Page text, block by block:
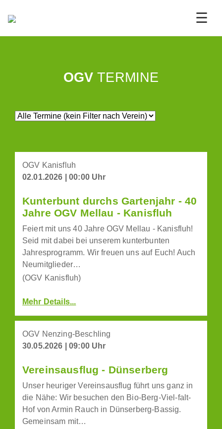
☰
OGV TERMINE
OGV Kanisfluh
02.01.2026 | 00:00 Uhr
Kunterbunt durchs Gartenjahr - 40
Jahre OGV Mellau - Kanisfluh
Feiert mit uns 40 Jahre OGV Mellau - Kanisfluh!
Seid mit dabei bei unserem kunterbunten
Jahresprogramm. Wir freuen uns auf Euch! Auch
Neumitglieder…
(OGV Kanisfluh)
Mehr Details...
OGV Nenzing-Beschling
30.05.2026 | 09:00 Uhr
Vereinsausflug - Dünserberg
Unser heuriger Vereinsausflug führt uns ganz in
die Nähe: Wir besuchen den Bio-Berg-Viel-falt-
Hof von Armin Rauch in Dünserberg-Bassig.
Gemeinsam mit…